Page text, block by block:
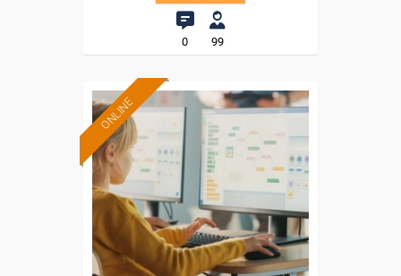
0 99
ONLINE